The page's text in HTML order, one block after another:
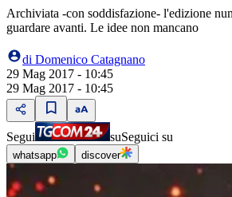
Archiviata -con soddisfazione- l'edizione
guardare avanti. Le idee non mancano
di Domenico Catagnano
29 Mag 2017 - 10:45
29 Mag 2017 - 10:45
Segui suSeguici su
whatsapp discover